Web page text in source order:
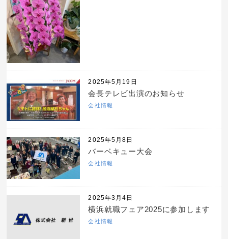
2025年5月19日
会長テレビ出演のお知らせ
会社情報
2025年5月8日
バーベキュー大会
会社情報
2025年3月4日
横浜就職フェア2025に参加します
会社情報